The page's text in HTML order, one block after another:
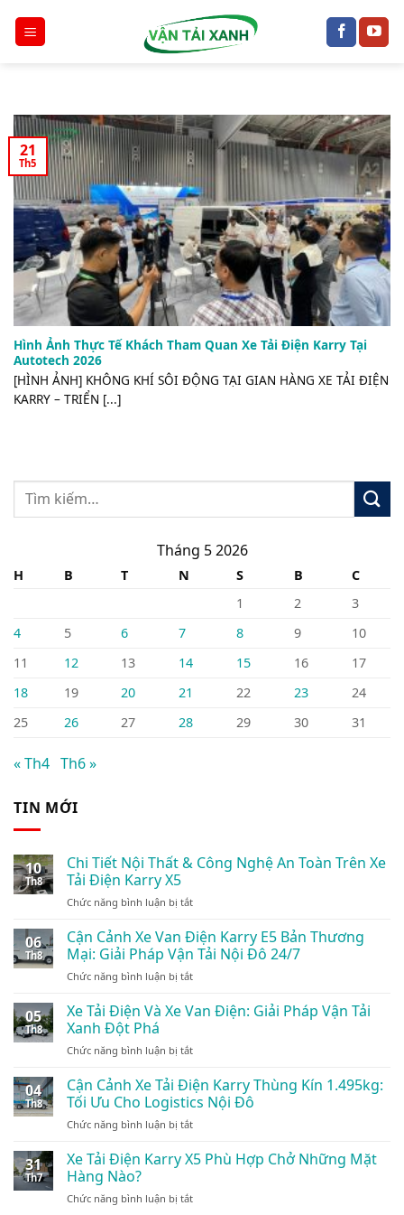
đến
Hình Ảnh Thực Tế Khách Tham Quan Xe Tải Điện Karry Tại
Autotech 2026
[HÌNH ẢNH] KHÔNG KHÍ SÔI ĐỘNG TẠI GIAN HÀNG XE TẢI ĐIỆN
KARRY – TRIỂN [...]
21
Th5
Tháng 5 2026
H B T N S B
C
1
2
3
4
5 6 7 8 9
10
11
12 13 14 15 16
17
18
19 20 21 22 23
24
25
26 27 28 29 30 31
« Th4 Th6 »
TIN MỚI
10
Th8
Chi Tiết Nội Thất & Công Nghệ An Toàn Trên Xe
Tải Điện Karry X5
Chức năng bình luận bị tắtở
Tiết
Nội
Thất
&
Nghệ
Trên
Tải
Điện
X5
06
Th8
Cận Cảnh Xe Van Điện Karry E5 Bản Thương
Mại: Giải Pháp Vận Tải Nội Đô 24/7
Chức năng bình luận bị tắtở
Cảnh
Điện
E5
Bản
Thương
Mại:
Pháp
Nội
05
Th8
Xe Tải Điện Và Xe Van Điện: Giải Pháp Vận Tải
Xanh Đột Phá
Chức năng bình luận bị tắtở
Tải
Điện
Và
Xe
Điện:
Vận
04
Th8
Cận Cảnh Xe Tải Điện Karry Thùng Kín 1.495kg:
Tối Ưu Cho Logistics Nội Đô
Chức năng bình luận bị tắtở
Cảnh
Điện
31
Th7
Xe Tải Điện Karry X5 Phù Hợp Chở Những Mặt
Hàng Nào?
Chức năng bình luận bị tắtở